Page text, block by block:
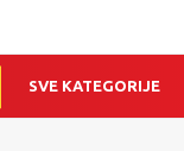
SVE KATEGORIJE